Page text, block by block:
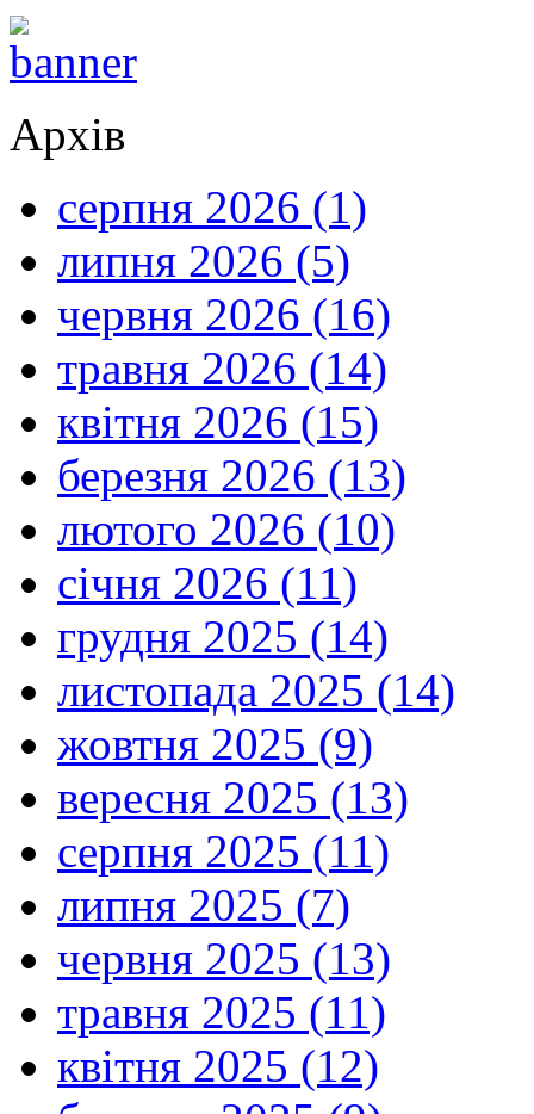
Архів
серпня 2026 (1)
липня 2026 (5)
червня 2026 (16)
травня 2026 (14)
квітня 2026 (15)
березня 2026 (13)
лютого 2026 (10)
січня 2026 (11)
грудня 2025 (14)
листопада 2025 (14)
жовтня 2025 (9)
вересня 2025 (13)
серпня 2025 (11)
липня 2025 (7)
червня 2025 (13)
травня 2025 (11)
квітня 2025 (12)